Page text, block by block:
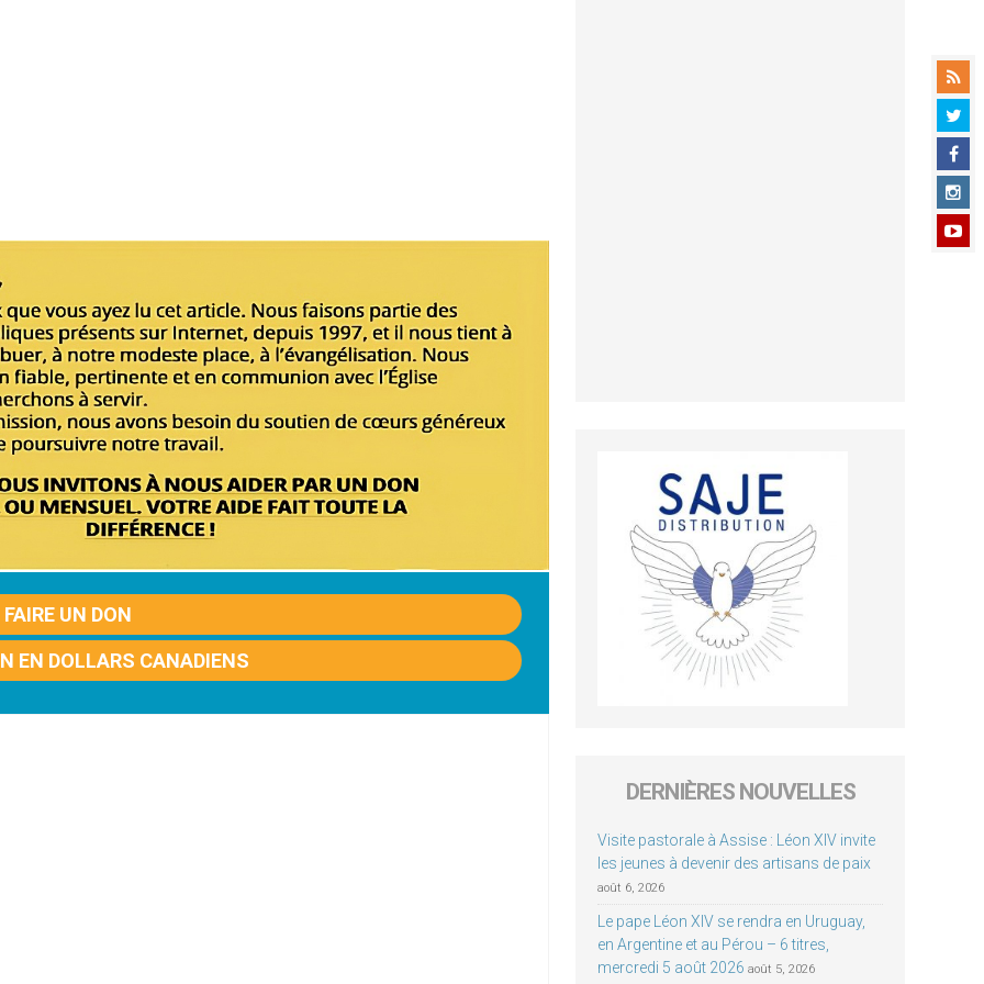
FAIRE UN DON
EN DOLLARS CANADIENS
DERNIÈRES NOUVELLES
Visite pastorale à Assise : Léon XIV invite
les jeunes à devenir des artisans de paix
août 6, 2026
Le pape Léon XIV se rendra en Uruguay,
en Argentine et au Pérou – 6 titres,
mercredi 5 août 2026 août 5, 2026